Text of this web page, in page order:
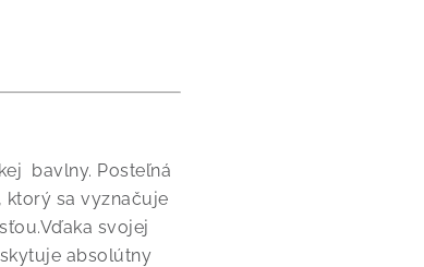
bavlny. Posteľná
ktorý sa vyznačuje
svojej
absolútny